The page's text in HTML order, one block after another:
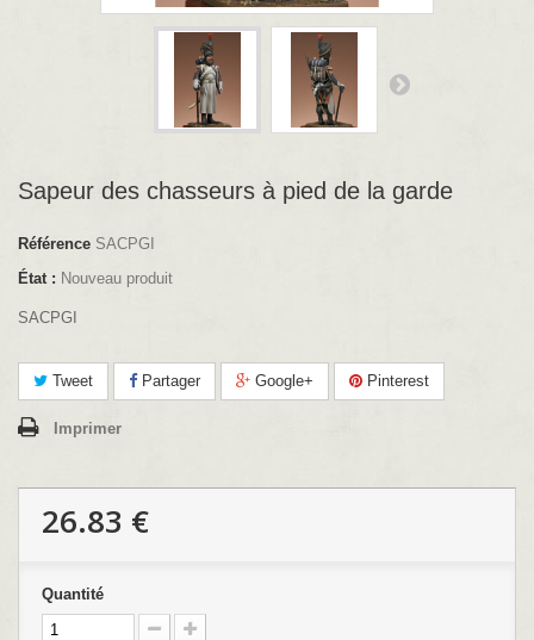
Sapeur des chasseurs à pied de la garde
Référence SACPGI
État : Nouveau produit
SACPGI
Tweet Partager Google+ Pinterest
Imprimer
26.83 €
Quantité